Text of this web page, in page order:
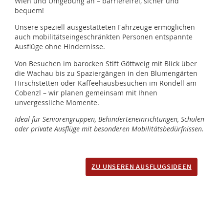
bequem!
Unsere speziell ausgestatteten Fahrzeuge ermöglichen
auch mobilitätseingeschränkten Personen entspannte
Ausflüge ohne Hindernisse.
Von Besuchen im barocken Stift Göttweig mit Blick über
die Wachau bis zu Spaziergängen in den Blumengärten
Hirschstetten oder Kaffeehausbesuchen im Rondell am
Cobenzl – wir planen gemeinsam mit Ihnen
unvergessliche Momente.
Ideal für Seniorengruppen, Behinderteneinrichtungen, Schulen
oder private Ausflüge mit besonderen Mobilitätsbedürfnissen.
ZU UNSEREN AUSFLUGSIDEEN